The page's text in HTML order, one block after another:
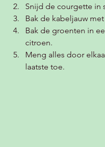
Snijd de courgette in
Bak de kabeljauw
Bak de groenten in
citroen.
Meng alles door
laatste toe.